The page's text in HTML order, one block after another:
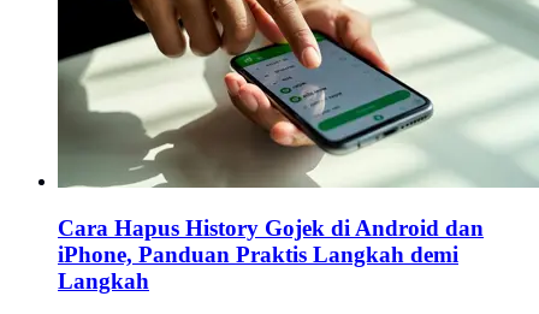
Cara Hapus History Gojek di Android dan
iPhone, Panduan Praktis Langkah demi
Langkah